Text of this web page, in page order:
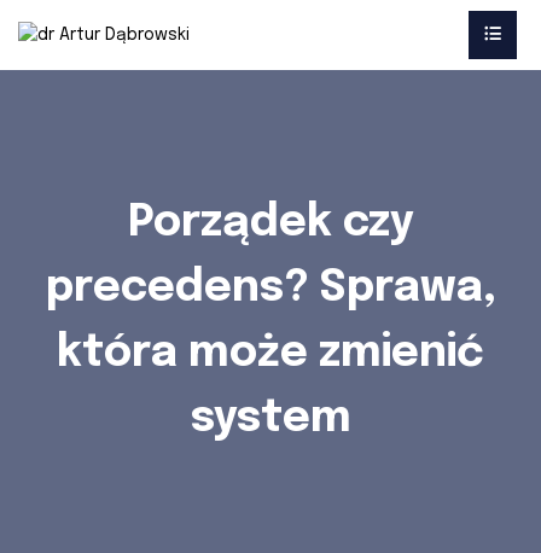
Porządek czy
precedens? Sprawa,
która może zmienić
system